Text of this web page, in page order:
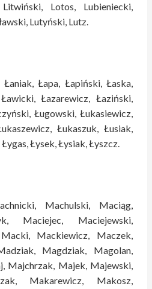
Lotos, Lubieniecki,
Lutyński, Lutz.
Łapa, Łapiński, Łaska,
Łazarewicz, Łaziński,
Ługowski, Łukasiewicz,
Łukaszuk, Łusiak,
Łysek, Łysiak, Łyszcz.
Machulski, Maciąg,
Maciejec, Maciejewski,
Mackiewicz, Maczek,
Magdziak, Magolan,
Majchrzak, Majek, Majewski,
Makarewicz, Makosz,